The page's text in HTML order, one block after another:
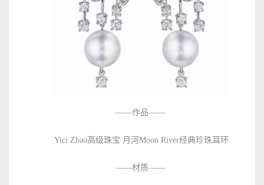
——作品——
Yici Zhao高级珠宝 月河Moon River经典珍珠耳环
——材质——